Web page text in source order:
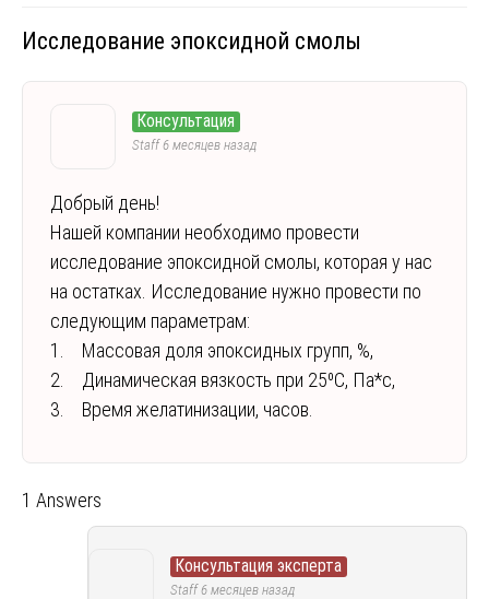
Исследование эпоксидной смолы
Консультация
Staff6 месяцев назад
Добрый день!
Нашей компании необходимо провести
исследование эпоксидной смолы, которая у нас
на остатках. Исследование нужно провести по
следующим параметрам:
1. Массовая доля эпоксидных групп, %,
2. Динамическая вязкость при 25⁰С, Па*с,
3. Время желатинизации, часов.
1 Answers
Консультация эксперта
Staff6 месяцев назад